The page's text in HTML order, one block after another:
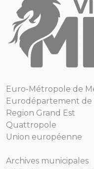
Euro-Métropole de
Eurodépartement de
Region Grand Est
Quattropole
Union européenne
Archives municipales